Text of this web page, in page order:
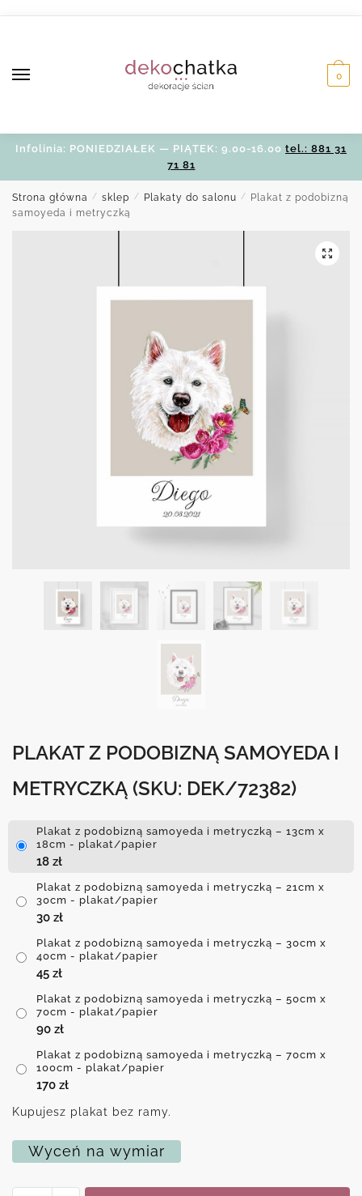
0
Infolinia: PONIEDZIAŁEK — PIĄTEK: 9.00-16.00 tel.: 881 31
71 81
Strona główna / sklep / Plakaty do salonu /
Plakat z podobizną
samoyeda i metryczką
PLAKAT Z PODOBIZNĄ SAMOYEDA I
METRYCZKĄ (SKU: DEK/72382)
Plakat z podobizną samoyeda i metryczką – 13cm x
18cm - plakat/papier
18 zł
Plakat z podobizną samoyeda i metryczką – 21cm x
30cm - plakat/papier
30 zł
Plakat z podobizną samoyeda i metryczką – 30cm x
40cm - plakat/papier
45 zł
Plakat z podobizną samoyeda i metryczką – 50cm x
70cm - plakat/papier
90 zł
Plakat z podobizną samoyeda i metryczką – 70cm x
100cm - plakat/papier
170 zł
Kupujesz plakat bez ramy.
Wyceń na wymiar